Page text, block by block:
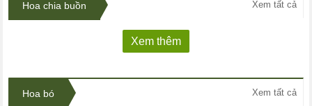
Hoa chia buồn Xem tất cả
Xem thêm
Hoa bó Xem tất cả